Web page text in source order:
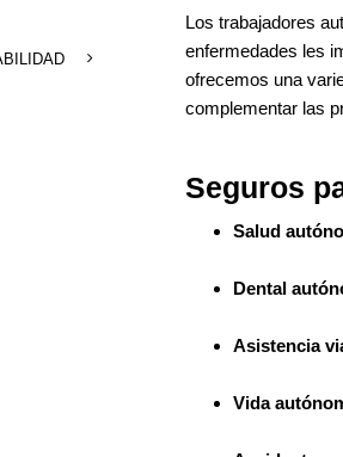
Los trabajadores
enfermedades les
ofrecemos una
complementar las
Seguros
Salud
Dental
Asistencia
Vida